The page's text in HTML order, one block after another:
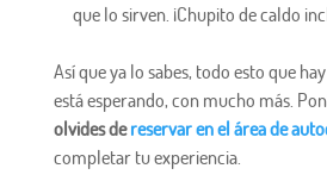
que lo sirven. ¡Chupito de caldo
Así que ya lo sabes, todo esto que
está esperando, con mucho más.
olvides dereservar en el área de
completar tu experiencia.